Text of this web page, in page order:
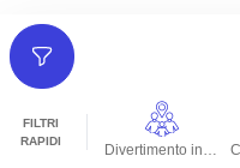
FILTRI
RAPIDI
Divertimento in famiglia
Filtri